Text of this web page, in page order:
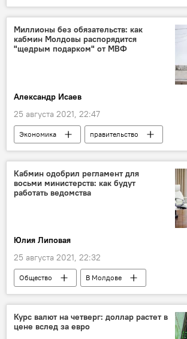
Мультимедиа
эвакуация
Афганистан
беженцы
Миллионы без обязательств: как
кабмин Молдовы распорядится
"щедрым подарком" от МВФ
Александр Исаев
25 августа 2021, 22:47
Экономика
правительство
кредиты
МВФ колумнистика
Кабмин одобрил регламент для
восьми министерств: как будут
работать ведомства
Юлия Липовая
25 августа 2021, 22:32
Общество
В Молдове
правительство
Молдова
Курс валют на четверг: доллар растет в
цене вслед за евро